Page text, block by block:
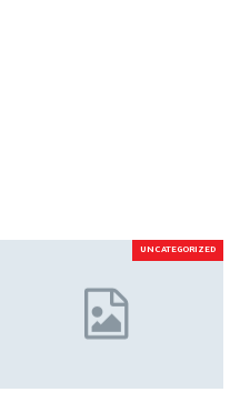
UNCATEGORIZED